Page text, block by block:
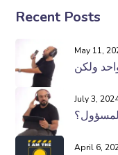
Recent Posts
May 11,
ولكن
July 3,
April 6,